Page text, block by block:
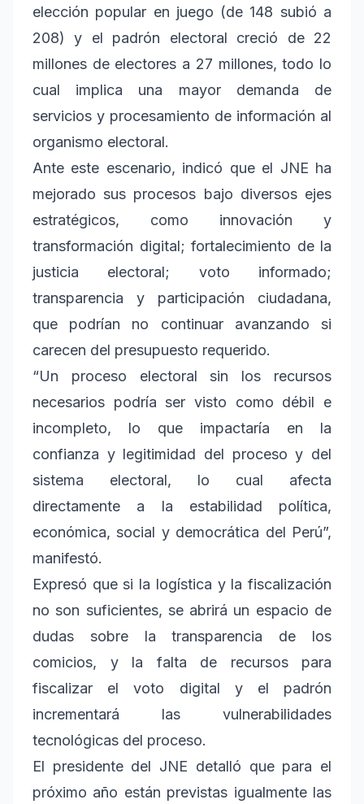
elección popular en juego (de 148 subió a
208) y el padrón electoral creció de 22
millones de electores a 27 millones, todo lo
cual implica una mayor demanda de
servicios y procesamiento de información al
organismo electoral.
Ante este escenario, indicó que el JNE ha
mejorado sus procesos bajo diversos ejes
estratégicos, como innovación y
transformación digital; fortalecimiento de la
justicia electoral; voto informado;
transparencia y participación ciudadana,
que podrían no continuar avanzando si
carecen del presupuesto requerido.
“Un proceso electoral sin los recursos
necesarios podría ser visto como débil e
incompleto, lo que impactaría en la
confianza y legitimidad del proceso y del
sistema electoral, lo cual afecta
directamente a la estabilidad política,
económica, social y democrática del Perú”,
manifestó.
Expresó que si la logística y la fiscalización
no son suficientes, se abrirá un espacio de
dudas sobre la transparencia de los
comicios, y la falta de recursos para
fiscalizar el voto digital y el padrón
incrementará las vulnerabilidades
tecnológicas del proceso.
El presidente del JNE detalló que para el
próximo año están previstas igualmente las